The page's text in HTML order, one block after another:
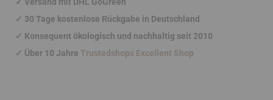
✓ 30 Tage kostenlose Rückgabe in Deutschland
✓ Konsequent ökologisch und nachhaltig seit 2010
✓ Über 10 Jahre Trustedshops Excellent Shop